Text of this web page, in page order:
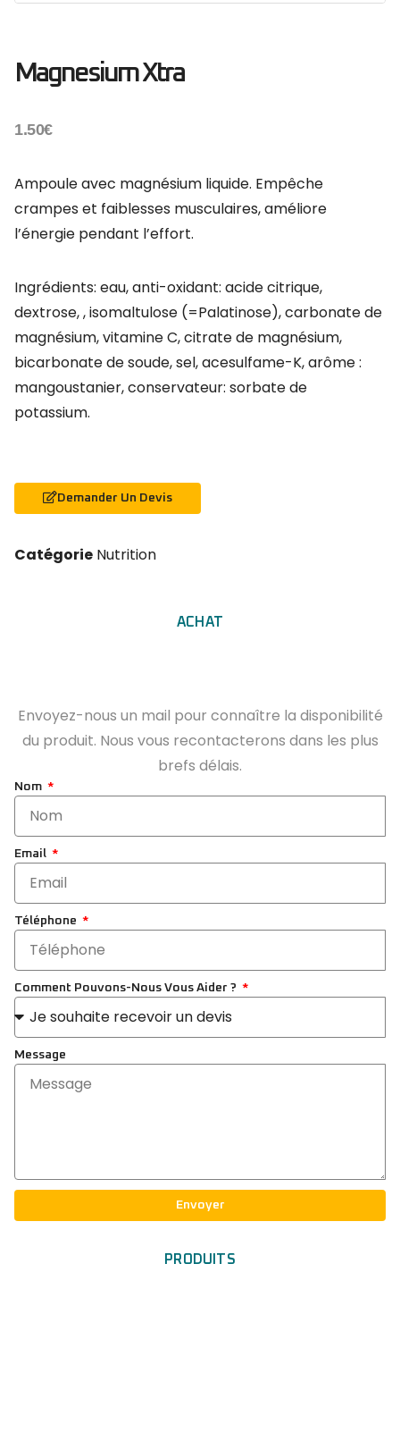
Magnesium Xtra
1.50€
Ampoule avec magnésium liquide. Empêche
crampes et faiblesses musculaires, améliore
l’énergie pendant l’effort.
Ingrédients: eau, anti-oxidant: acide citrique,
dextrose, , isomaltulose (=Palatinose), carbonate de
magnésium, vitamine C, citrate de magnésium,
bicarbonate de soude, sel, acesulfame-K, arôme :
mangoustanier, conservateur: sorbate de
potassium.
Demander Un Devis
Catégorie Nutrition
ACHAT
Envoyez-nous un mail pour connaître la disponibilité
du produit. Nous vous recontacterons dans les plus
brefs délais.
Nom
Email
Téléphone
Comment Pouvons-Nous Vous Aider ?
Message
Envoyer
PRODUITS